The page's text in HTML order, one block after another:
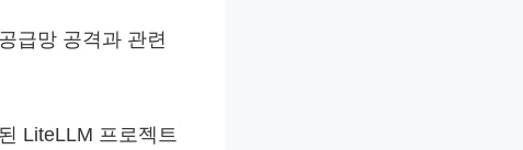
급망 공격과 관련
LiteLLM 프로젝트